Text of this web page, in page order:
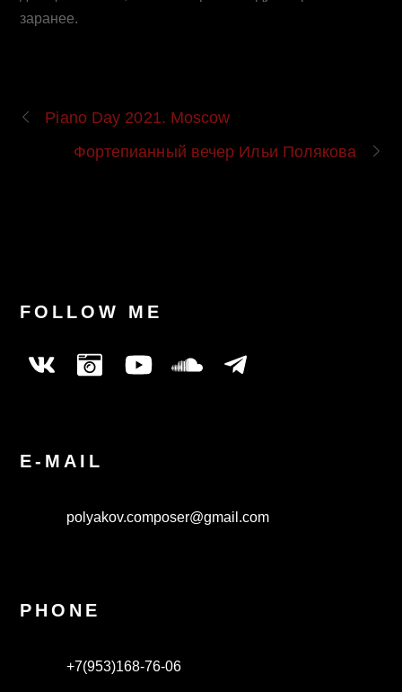
заранее.
Piano Day 2021. Moscow
Фортепианный вечер Ильи Полякова
FOLLOW ME
E-MAIL
polyakov.composer@gmail.com
PHONE
+7(953)168-76-06